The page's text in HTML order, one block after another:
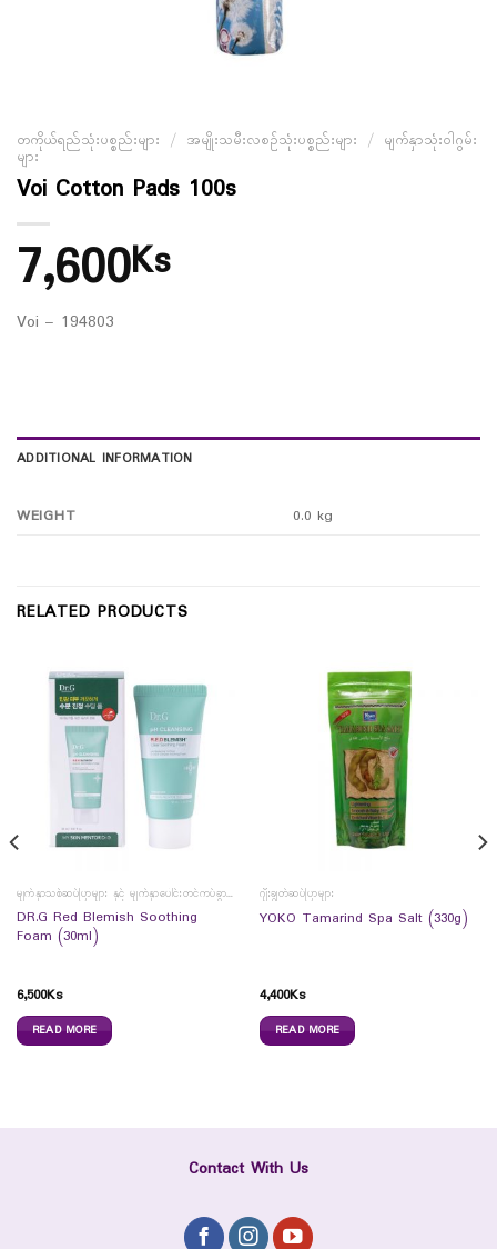
တကိုယ်ရည်သုံးပစ္စည်းများ / အမျိုးသမီးလစဉ်သုံးပစ္စည်းများ / မျက်နှာသုံးဝါဂွမ်း
များ
Voi Cotton Pads 100s
7,600Ks
Voi – 194803
ADDITIONAL INFORMATION
WEIGHT 0.0 kg
RELATED PRODUCTS
မျက်နှာသစ်ဆပ်ပြာများ နှင့် မျက်နှာပေါင်းတင်ကပ်ခွာများ
DR.G Red Blemish Soothing
Foam (30ml)
6,500Ks
READ MORE
ဂျီးချွတ်ဆပ်ပြာများ
YOKO Tamarind Spa Salt (330g)
4,400Ks
READ MORE
Contact With Us